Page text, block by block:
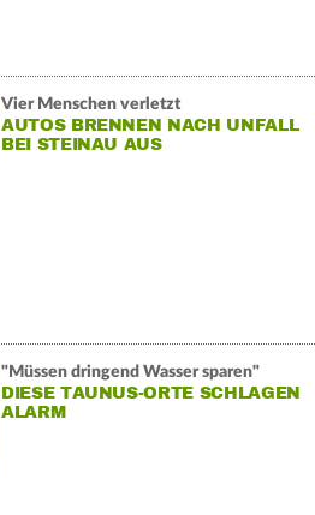
Vier Menschen verletzt
AUTOS BRENNEN NACH UNFALL
BEI STEINAU AUS
"Müssen dringend Wasser sparen"
DIESE TAUNUS-ORTE SCHLAGEN
ALARM